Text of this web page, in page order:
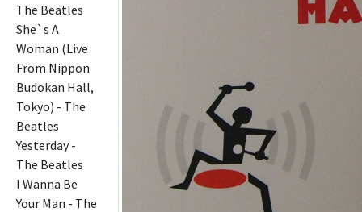
The Beatles
She`s A
Woman (Live
From Nippon
Budokan Hall,
Tokyo) - The
Beatles
Yesterday -
The Beatles
I Wanna Be
Your Man - The